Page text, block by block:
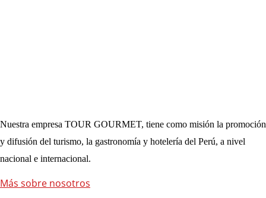
Nuestra empresa TOUR GOURMET, tiene como misión la promoción
y difusión del turismo, la gastronomía y hotelería del Perú, a nivel
nacional e internacional.
Más sobre nosotros